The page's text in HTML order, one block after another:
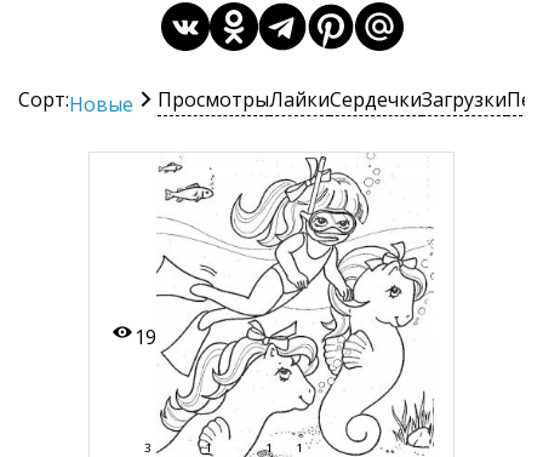
Сорт:Новые ПросмотрыЛайкиСердечкиЗагрузки
19
3 1 1 1